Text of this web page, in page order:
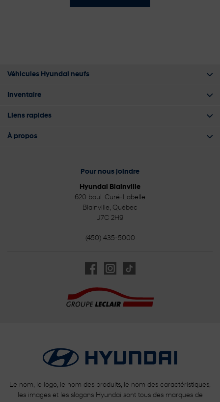
Pour nous joindre
Hyundai Blainville
620 boul. Curé-Labelle
Blainville, Québec
J7C 2H9
(450) 435-5000
Véhicules Hyundai neufs
Inventaire
Liens rapides
À propos
Le nom, le logo, le nom des produits, le nom des caractéristiques,
les images et les slogans Hyundai sont tous des marques de